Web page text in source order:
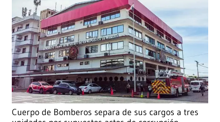
Cuerpo de Bomberos separa de sus cargos a tres